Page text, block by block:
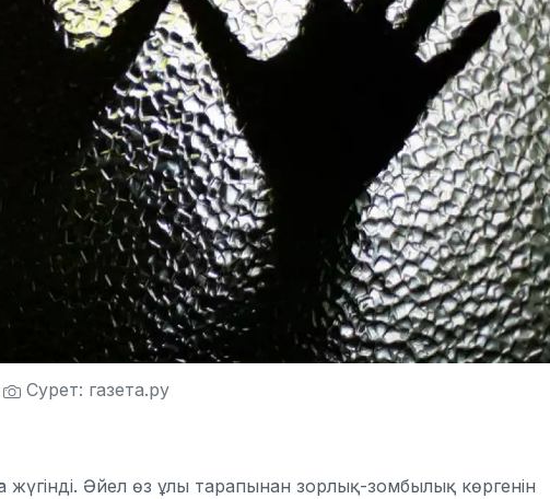
Сурет: газета.ру
жүгінді. Әйел өз ұлы тарапынан зорлық-зомбылық көргенін